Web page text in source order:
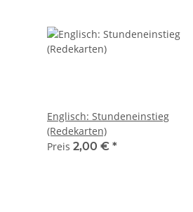
Englisch: Stundeneinstieg
(Redekarten)
Preis 2,00 € *